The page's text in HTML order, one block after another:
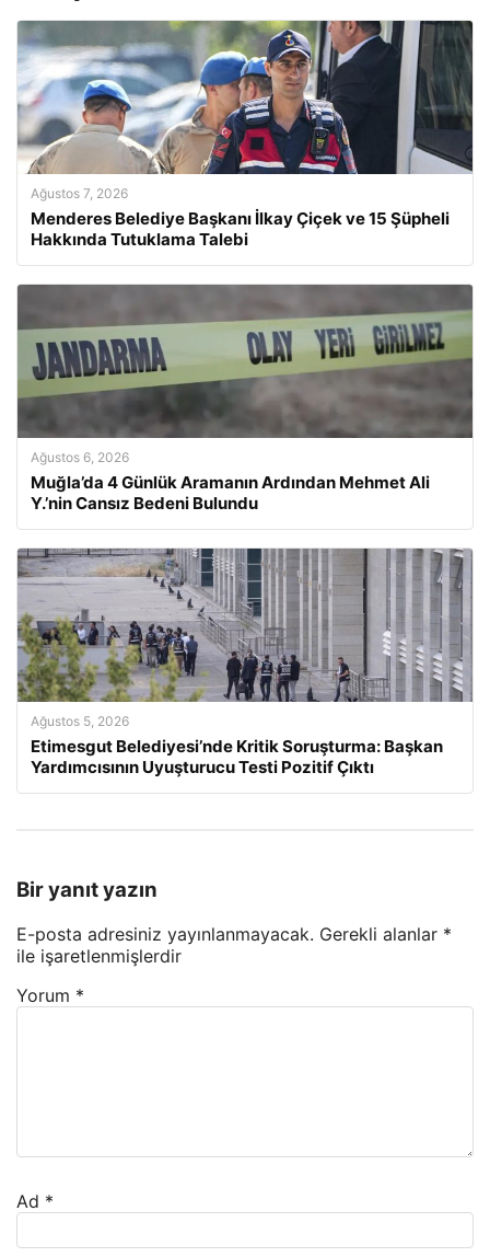
Ağustos 7, 2026
Menderes Belediye Başkanı İlkay Çiçek ve 15 Şüpheli
Hakkında Tutuklama Talebi
Ağustos 6, 2026
Muğla’da 4 Günlük Aramanın Ardından Mehmet Ali
Y.’nin Cansız Bedeni Bulundu
Ağustos 5, 2026
Etimesgut Belediyesi’nde Kritik Soruşturma: Başkan
Yardımcısının Uyuşturucu Testi Pozitif Çıktı
Bir yanıt yazın
E-posta adresiniz yayınlanmayacak. Gerekli alanlar *
ile işaretlenmişlerdir
Yorum *
Ad *